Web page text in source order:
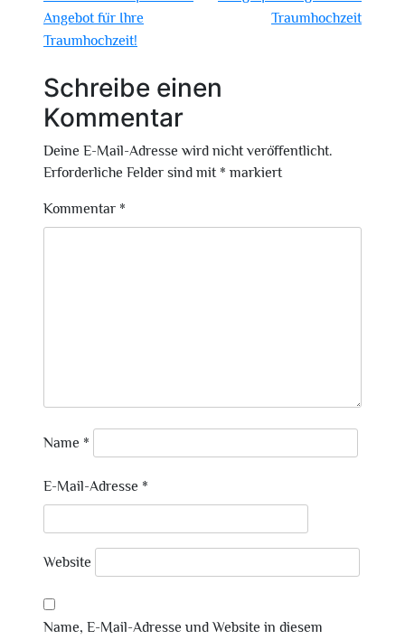
Angebot für Ihre
Traumhochzeit!
Traumhochzeit
Schreibe einen
Kommentar
Deine E-Mail-Adresse wird nicht veröffentlicht.
Erforderliche Felder sind mit * markiert
Kommentar *
Name *
E-Mail-Adresse *
Website
Name, E-Mail-Adresse und Website in diesem